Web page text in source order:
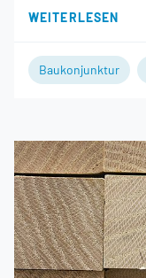
WEITERLESEN
Baukonjunktur